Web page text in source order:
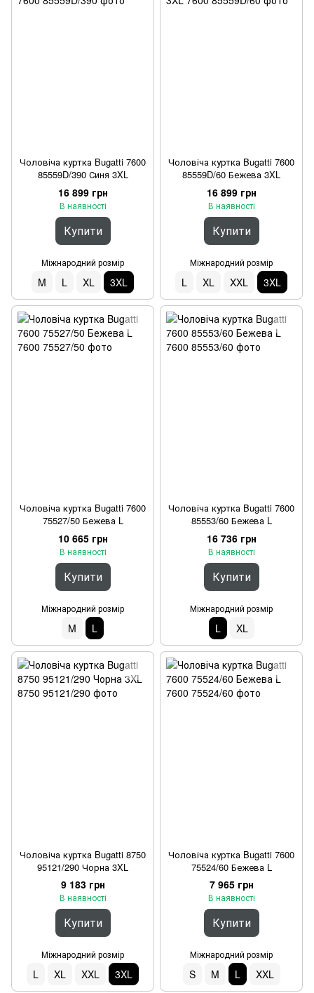
Чоловіча куртка Bugatti 7600
85559D/390 Синя 3XL
16 899 грн
В наявності
Купити
Міжнародний розмір
M L XL 3XL
Чоловіча куртка Bugatti 7600
85559D/60 Бежева 3XL
16 899 грн
В наявності
Купити
Міжнародний розмір
L XL XXL 3XL
Чоловіча куртка Bugatti 7600
75527/50 Бежева L
10 665 грн
В наявності
Купити
Міжнародний розмір
M L
Чоловіча куртка Bugatti 7600
85553/60 Бежева L
16 736 грн
В наявності
Купити
Міжнародний розмір
L XL
Чоловіча куртка Bugatti 8750
95121/290 Чорна 3XL
9 183 грн
В наявності
Купити
Міжнародний розмір
L XL XXL 3XL
Чоловіча куртка Bugatti 7600
75524/60 Бежева L
7 965 грн
В наявності
Купити
Міжнародний розмір
S M L XXL